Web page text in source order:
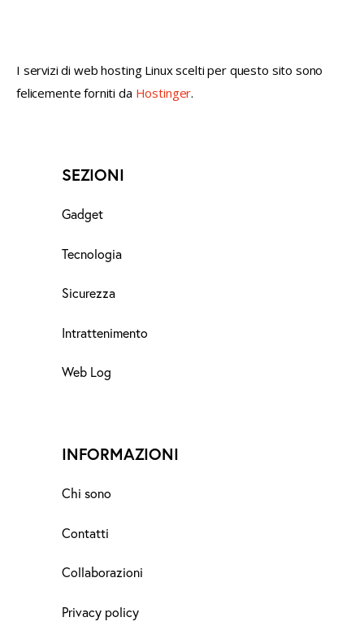
I servizi di web hosting Linux scelti per questo sito sono
felicemente forniti da Hostinger.
SEZIONI
Gadget
Tecnologia
Sicurezza
Intrattenimento
Web Log
INFORMAZIONI
Chi sono
Contatti
Collaborazioni
Privacy policy